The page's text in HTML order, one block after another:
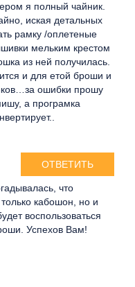
я полный чайник.
иская детальных
рамку /оплетеные
мельким крестом
из ней получилась.
и для етой броши и
ошибки прошу
а програмка
что
кабошон, но и
воспользоваться
Успехов Вам!
ОТВЕТИТЬ